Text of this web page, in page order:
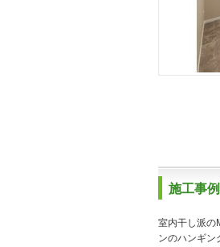
施工事
室内干し派の
ンのハンギン